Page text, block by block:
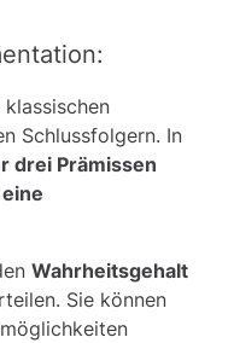
Schlussfolgern. In
drei Prämissen
eine
Wahrheitsgehalt
Sie können